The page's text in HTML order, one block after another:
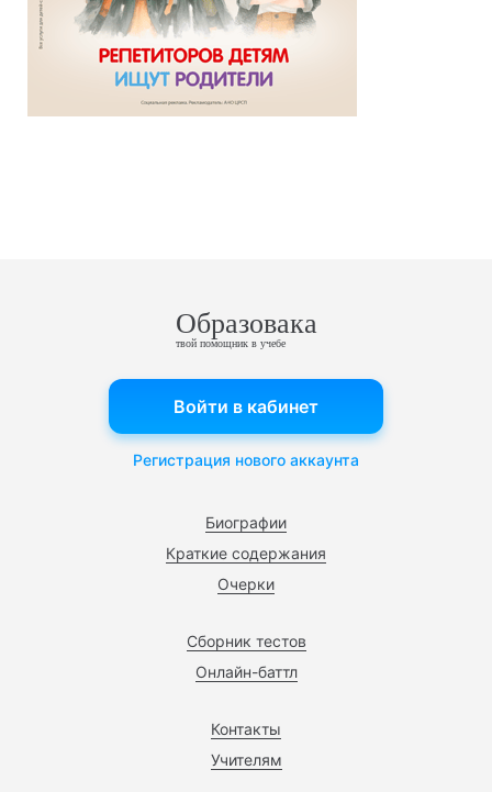
Образовака
твой помощник в учебе
Биографии
Краткие содержания
Очерки
Сборник тестов
Онлайн-баттл
Контакты
Учителям
Войти в кабинет
Регистрация нового аккаунта